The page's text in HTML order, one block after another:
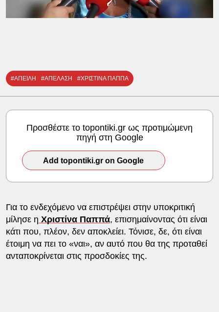
#ΑΠΕΙΛΗ #ΑΠΕΛΑΣΗ #ΧΡΙΣΤΙΝΑ ΠΑΠΠΑ
Προσθέστε το topontiki.gr ως προτιμώμενη
πηγή στη Google
Add topontiki.gr on Google
Για το ενδεχόμενο να επιστρέψει στην υποκριτική
μίλησε η Χριστίνα Παππά, επισημαίνοντας ότι είναι
κάτι που, πλέον, δεν αποκλείει. Τόνισε, δε, ότι είναι
έτοιμη να πει το «ναι», αν αυτό που θα της προταθεί
ανταποκρίνεται στις προσδοκίες της.